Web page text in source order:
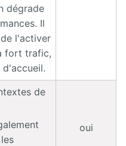
dégrade
Il
l'activer
fort trafic,
de
oui